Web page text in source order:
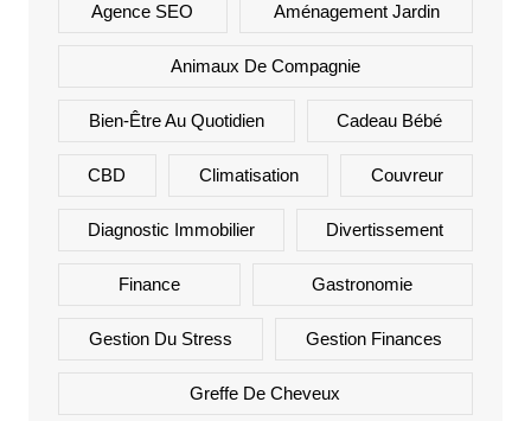
Agence SEO Aménagement Jardin
Animaux De Compagnie
Bien-Être Au Quotidien Cadeau Bébé
CBD Climatisation Couvreur
Diagnostic Immobilier Divertissement
Finance Gastronomie
Gestion Du Stress Gestion Finances
Greffe De Cheveux